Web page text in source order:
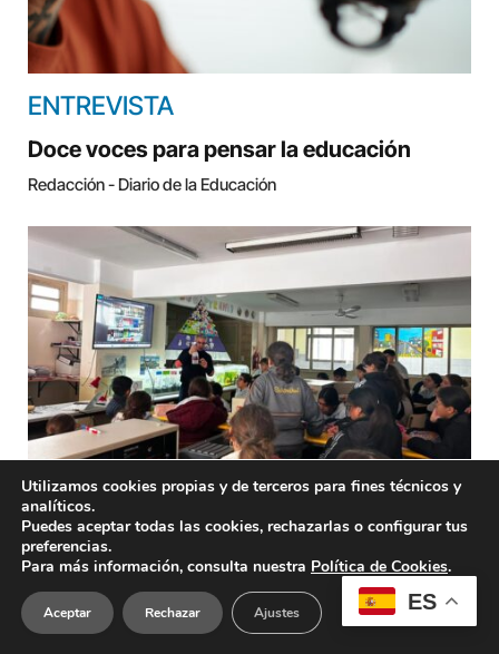
ENTREVISTA
Doce voces para pensar la educación
Redacción - Diario de la Educación
EXPERIENCIA
REPORTAJE
Cuando una planta habló de personas
Sebastián Alberto Chiapella
ES
Utilizamos cookies propias y de terceros para fines técnicos y
analíticos.
Puedes aceptar todas las cookies, rechazarlas o configurar tus
preferencias.
Para más información, consulta nuestra Política de Cookies.
Aceptar Rechazar Ajustes